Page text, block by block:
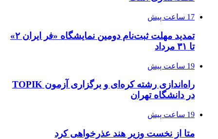
17 ساعت پیش
تمدید مهلت ثبت‌نام دومین نمایشگاه «فر ایران ۲»
تا ۳۱ مرداد
19 ساعت پیش
راه‌اندازی رشته کره‌ای و برگزاری آزمون TOPIK
در دانشگاه تهران
19 ساعت پیش
متا از نخست وزیر هند عذرخواهی کرد